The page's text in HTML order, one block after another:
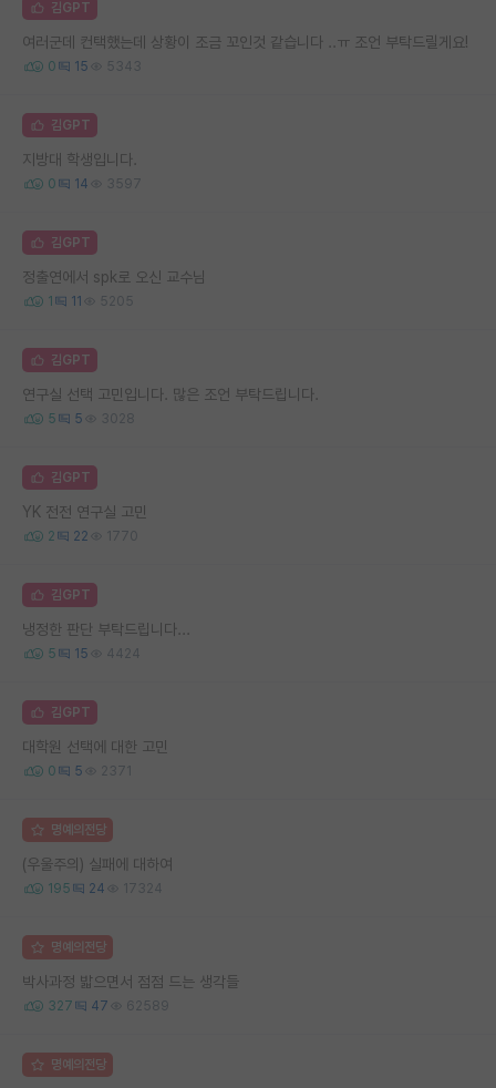
김GPT
여러군데 컨택했는데 상황이 조금 꼬인것 같습니다 ..ㅠ 조언 부탁드릴게요!
0 15 5343
김GPT
지방대 학생입니다.
0 14 3597
김GPT
정출연에서 spk로 오신 교수님
1 11 5205
김GPT
연구실 선택 고민입니다. 많은 조언 부탁드립니다.
5 5 3028
김GPT
YK 전전 연구실 고민
2 22 1770
김GPT
냉정한 판단 부탁드립니다...
5 15 4424
김GPT
대학원 선택에 대한 고민
0 5 2371
명예의전당
(우울주의) 실패에 대하여
195 24 17324
명예의전당
박사과정 밟으면서 점점 드는 생각들
327 47 62589
명예의전당